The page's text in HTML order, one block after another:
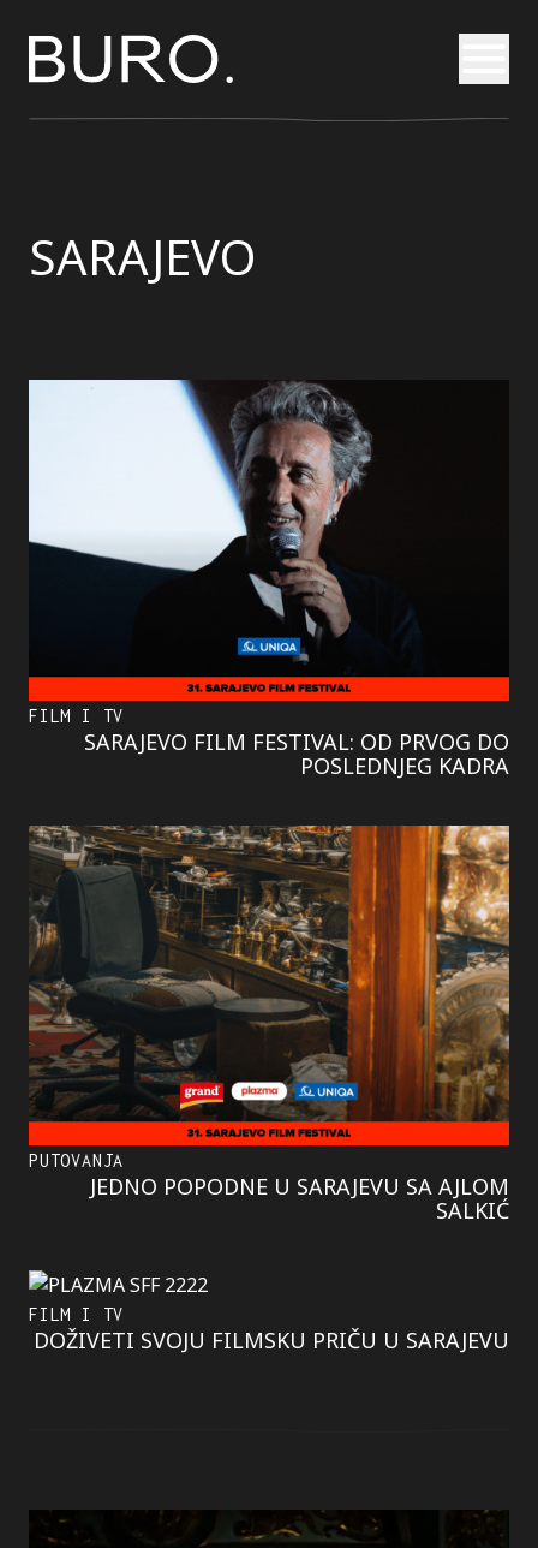
SARAJEVO
FILM I TV
SARAJEVO FILM FESTIVAL: OD PRVOG DO
POSLEDNJEG KADRA
PUTOVANJA
JEDNO POPODNE U SARAJEVU SA AJLOM
SALKIĆ
FILM I TV
DOŽIVETI SVOJU FILMSKU PRIČU U SARAJEVU